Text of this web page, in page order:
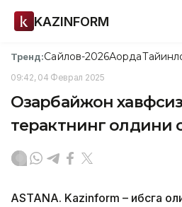
KAZINFORM
Тренд:Сайлов-2026Ақорда
09:42, 04 Феврал 2025
Озарбайжон
терактнинг олдини
ASTANA. Kazinform – Ҳибсга